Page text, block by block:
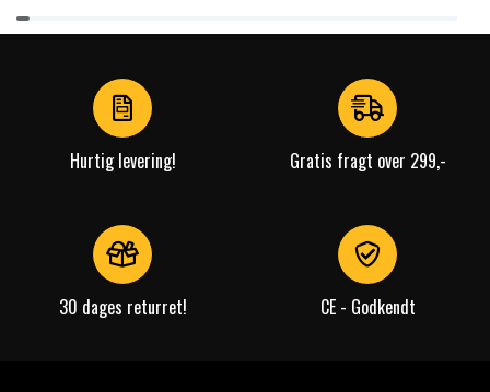
Item
1
Hurtig levering! Gratis fragt over 299,-
30 dages returret! CE - Godkendt